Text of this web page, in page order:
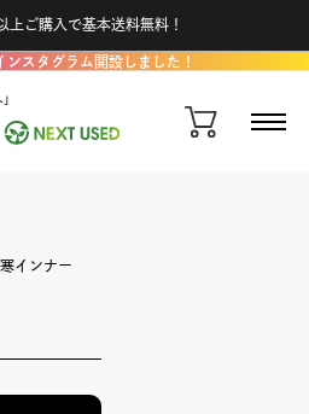
上ご購入で基本送料無料！
ンスタグラム開設しました！
インナー